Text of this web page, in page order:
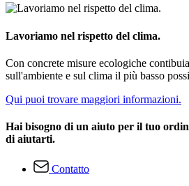
Lavoriamo nel rispetto del clima.
Con concrete misure ecologiche
sull'ambiente e sul clima il più basso
Qui puoi trovare maggiori informazioni.
Hai bisogno di un aiuto per il tuo
di aiutarti.
Contatto